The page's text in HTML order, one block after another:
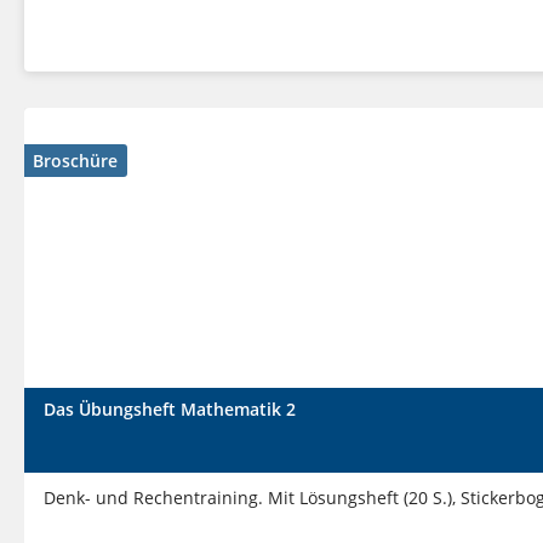
Broschüre
Das Übungsheft Mathematik 2
Denk- und Rechentraining. Mit Lösungsheft (20 S.),